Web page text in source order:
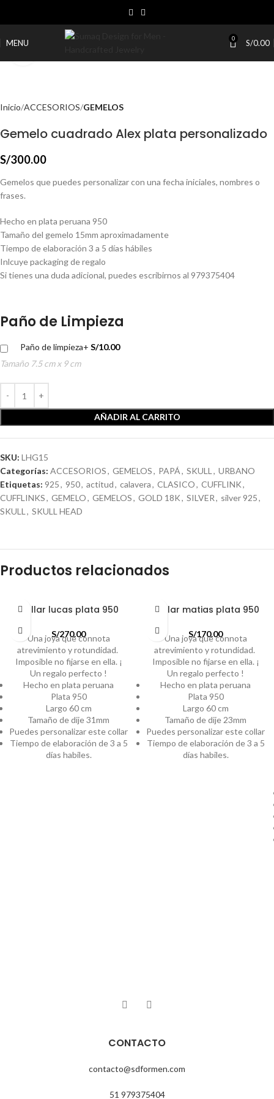
MENU 0 S/0.00
Inicio ACCESORIOS GEMELOS
Gemelo cuadrado Alex plata personalizado
S/300.00
Gemelos que puedes personalizar con una fecha iniciales, nombres o
frases.
Hecho en plata peruana 950
Tamaño del gemelo 15mm aproximadamente
Tiempo de elaboración 3 a 5 días hábiles
Inlcuye packaging de regalo
Si tienes una duda adicional, puedes escribirnos al 979375404
Paño de Limpieza
Paño de limpieza+ S/10.00
Tamaño 7.5 cm x 9 cm
AÑADIR AL CARRITO
SKU: LHG15
Categorías: ACCESORIOS, GEMELOS, PAPÁ, SKULL , URBANO
Etiquetas: 925, 950, actitud, calavera, CLASICO, CUFFLINK,
CUFFLINKS, GEMELO, GEMELOS, GOLD 18K, SILVER, silver 925,
SKULL , SKULL HEAD
Productos relacionados
Collar lucas plata 950
S/270.00
Una joya que connota
atrevimiento y rotundidad.
Imposible no fijarse en ella. ¡
Un regalo perfecto !
Hecho en plata peruana
Plata 950
Largo 60 cm
Tamaño de dije 31mm
Puedes personalizar este collar
Tiempo de elaboración de 3 a 5
días habiles.
Collar matias plata 950
S/170.00
Una joya que connota
atrevimiento y rotundidad.
Imposible no fijarse en ella. ¡
Un regalo perfecto !
Hecho en plata peruana
Plata 950
Largo 60 cm
Tamaño de dije 23mm
Puedes personalizar este collar
Tiempo de elaboración de 3 a 5
días habiles.
CONTACTO
contacto@sdformen.com
51 979375404